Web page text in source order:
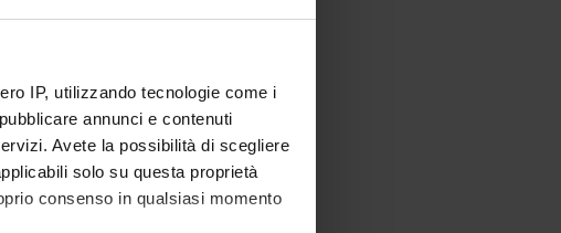
IP, utilizzando tecnologie come i
annunci e contenuti
Avete la possibilità di scegliere
solo su questa proprietà
consenso in qualsiasi momento